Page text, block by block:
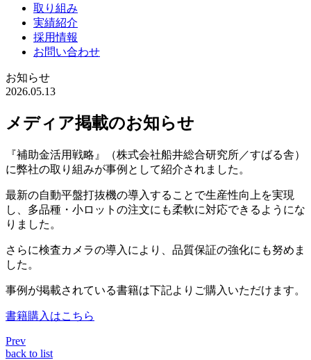
取り組み
実績紹介
採用情報
お問い合わせ
お知らせ
2026.05.13
メディア掲載のお知らせ
『補助金活用戦略』（株式会社船井総合研究所／すばる舎）
に弊社の取り組みが事例として紹介されました。
最新の自動平盤打抜機の導入することで生産性向上を実現
し、多品種・小ロットの注文にも柔軟に対応できるようにな
りました。
さらに検査カメラの導入により、品質保証の強化にも努めま
した。
事例が掲載されている書籍は下記よりご購入いただけます。
書籍購入はこちら
Prev
back to list